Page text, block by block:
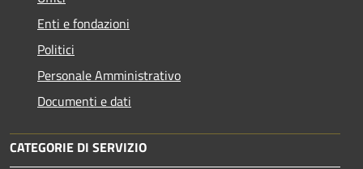
Enti e fondazioni
Politici
Personale Amministrativo
Documenti e dati
CATEGORIE DI SERVIZIO